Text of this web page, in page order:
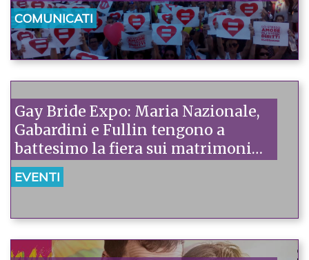
COMUNICATI
Gay Bride Expo: Maria Nazionale,
Gabardini e Fullin tengono a
battesimo la fiera sui matrimoni
same sex
EVENTI